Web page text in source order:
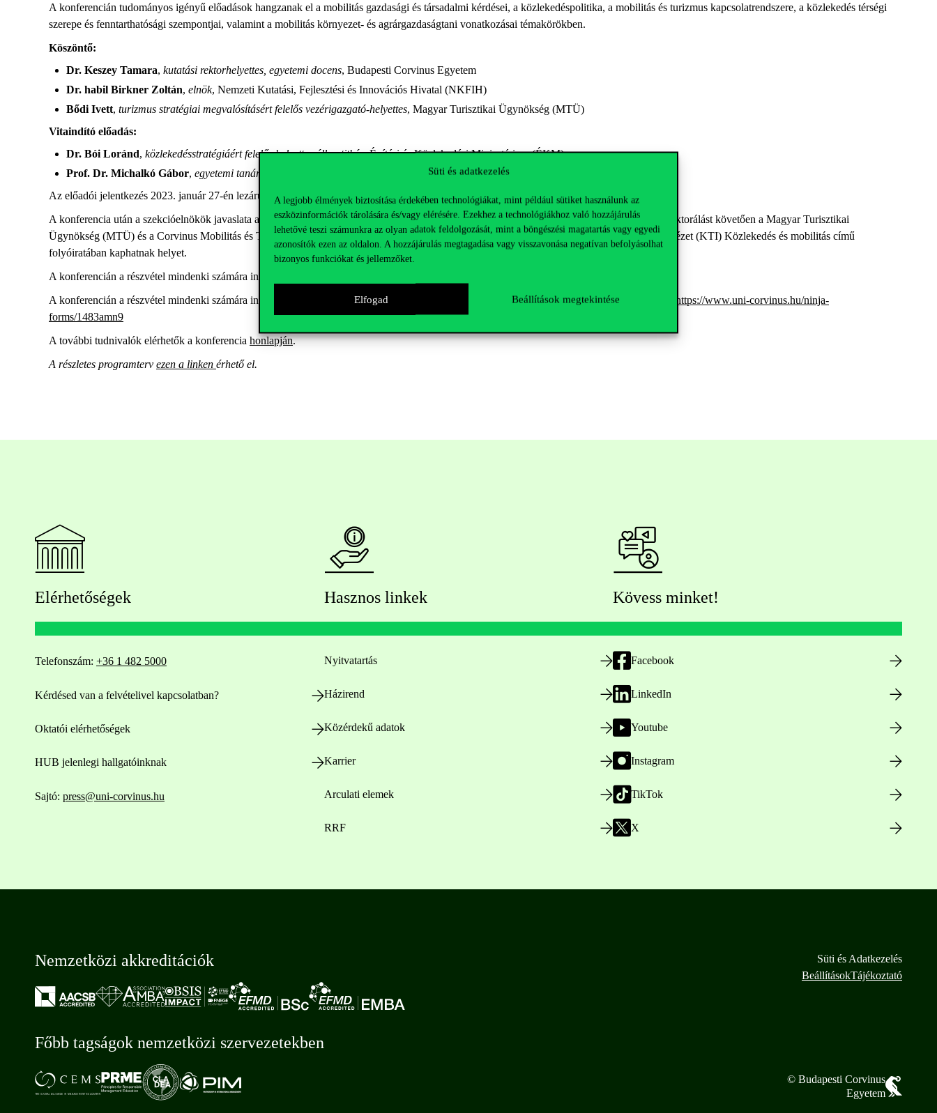
Süti és adatkezelés
A legjobb élmények biztosítása érdekében technológiákat, mint például sütiket használunk az
eszközinformációk tárolására és/vagy elérésére. Ezekhez a technológiákhoz való hozzájárulás
lehetővé teszi számunkra az olyan adatok feldolgozását, mint a böngészési magatartás vagy egyedi
azonosítók ezen az oldalon. A hozzájárulás megtagadása vagy visszavonása negatívan befolyásolhat
bizonyos funkciókat és jellemzőket.
Elfogad Beállítások megtekintése
A konferencián tudományos igényű előadások hangzanak el a mobilitás gazdasági és társadalmi kérdései, a közlekedéspolitika, a mobilitás és turizmus kapcsolatrendszere, a közlekedés térségi
szerepe és fenntarthatósági szempontjai, valamint a mobilitás környezet- és agrárgazdaságtani vonatkozásai témakörökben.
Köszöntő:
Dr. Keszey Tamara, kutatási rektorhelyettes, egyetemi docens, Budapesti Corvinus Egyetem
Dr. habil Birkner Zoltán, elnök, Nemzeti Kutatási, Fejlesztési és Innovációs Hivatal (NKFIH)
Bődi Ivett, turizmus stratégiai megvalósításért felelős vezérigazgató-helyettes, Magyar Turisztikai Ügynökség (MTÜ)
Vitaindító előadás:
Dr. Bói Loránd, közlekedésstratégiáért felelős helyettes államtitkár, Építési és Közlekedési Minisztérium (ÉKM)
Prof. Dr. Michalkó Gábor, egyetemi tanár
, Budapesti Corvinus Egyetem Fenntartható Fejlődés Intézet Turizmus Tanszék
Az előadói jelentkezés 2023. január 27-én lezárult.
A konferencia után a szekcióelnökök javaslata alapján kiválasztott előadások szerkesztett változata a konferencia tanulmánykötetében, illetve lektorálást követően a Magyar Turisztikai
Ügynökség (MTÜ) és a Corvinus Mobilitás és Turizmus Központ Turizmus Bulletin, illetve a Magyar Közlekedéstudományi és Logisztikai Intézet (KTI) Közlekedés és mobilitás című
folyóiratában kaphatnak helyet.
A konferencián a részvétel mindenki számára ingyenes. A további tudnivalók a
A konferencián a részvétel mindenki számára ingyenes, azonban regisztrációhoz kötött. Regisztrálni 2023. február 23-ig az alábbi linken lehet:
https://www.uni-corvinus.hu/ninja-
forms/1483amn9
A további tudnivalók elérhetők a konferencia honlapján.
A részletes programterv ezen a linken érhető el.
Elérhetőségek
Telefonszám: +36 1 482 5000
Kérdésed van a felvételivel kapcsolatban?
Oktatói elérhetőségek
HUB jelenlegi hallgatóinknak
Sajtó: press@uni-corvinus.hu
Hasznos linkek
Nyitvatartás
Házirend
Közérdekű adatok
Karrier
Arculati elemek
RRF
Kövess minket!
Facebook
LinkedIn
Youtube
Instagram
TikTok
X
Nemzetközi akkreditációk
Főbb tagságok nemzetközi szervezetekben
Süti és Adatkezelés
BeállításokTájékoztató
© Budapesti Corvinus
Egyetem